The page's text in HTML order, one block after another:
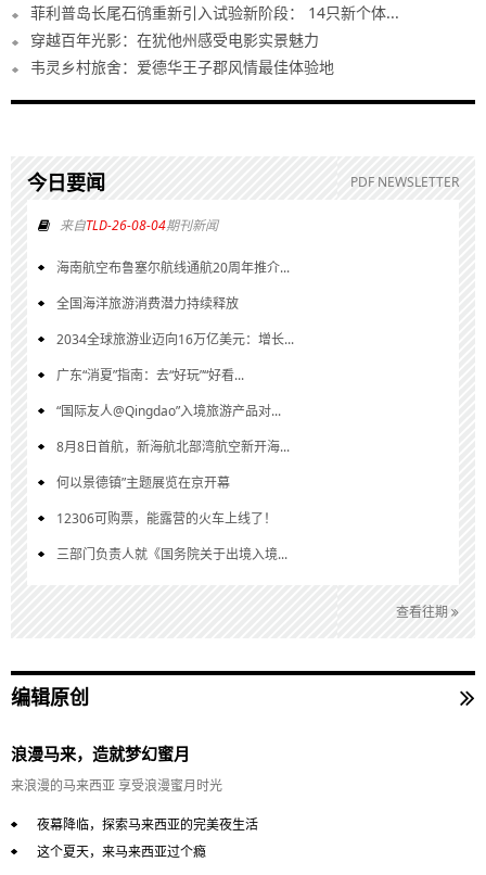
菲利普岛长尾石鸻重新引入试验新阶段： 14只新个体...
穿越百年光影：在犹他州感受电影实景魅力
韦灵乡村旅舍：爱德华王子郡风情最佳体验地
今日要闻 PDF NEWSLETTER
来自TLD-26-08-04期刊新闻
海南航空布鲁塞尔航线通航20周年推介...
全国海洋旅游消费潜力持续释放
2034全球旅游业迈向16万亿美元：增长...
广东“消夏”指南：去“好玩”“好看...
“国际友人@Qingdao”入境旅游产品对...
8月8日首航，新海航北部湾航空新开海...
何以景德镇”主题展览在京开幕
12306可购票，能露营的火车上线了！
三部门负责人就《国务院关于出境入境...
查看往期
编辑原创
浪漫马来，造就梦幻蜜月
来浪漫的马来西亚 享受浪漫蜜月时光
夜幕降临，探索马来西亚的完美夜生活
这个夏天，来马来西亚过个瘾